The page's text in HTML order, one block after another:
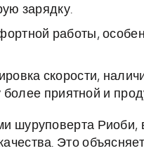
зарядку.
работы,
скорости,
приятной и
шуруповерта
Это